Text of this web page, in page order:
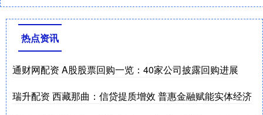
热点资讯
通财网配资 A股股票回购一览：40家公司披露回购进展
瑞升配资 西藏那曲：信贷提质增效 普惠金融赋能实体经济